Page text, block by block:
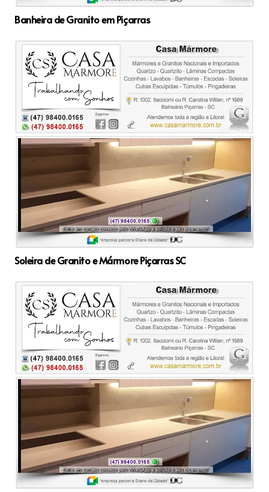
Banheira de Granito em Piçarras
Soleira de Granito e Mármore Piçarras SC